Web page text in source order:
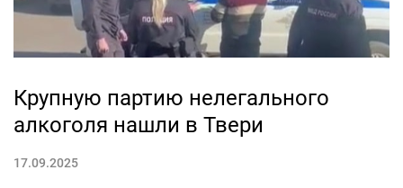
Крупную партию нелегального
алкоголя нашли в Твери
17.09.2025